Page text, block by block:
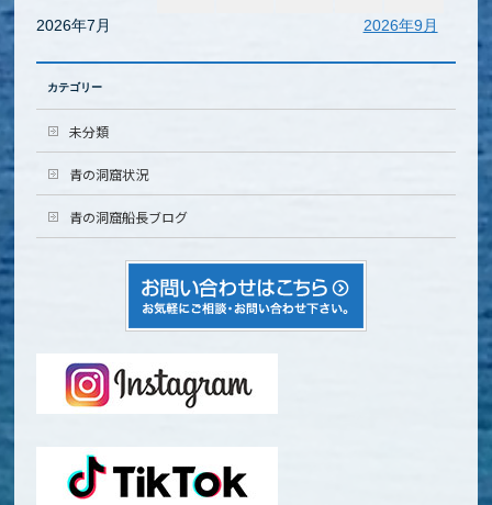
2026年7月 2026年9月
カテゴリー
未分類
青の洞窟状況
青の洞窟船長ブログ